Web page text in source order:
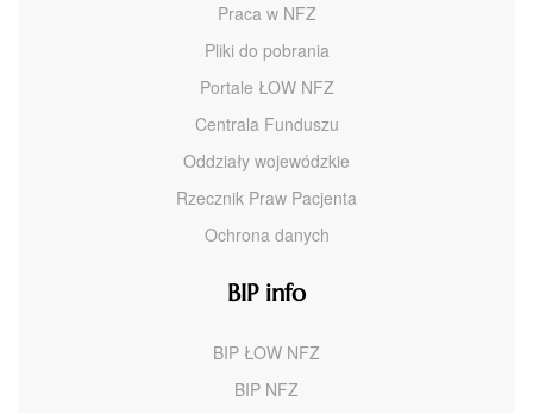
Praca w NFZ
Pliki do pobrania
Portale ŁOW NFZ
Centrala Funduszu
Oddziały wojewódzkie
Rzecznik Praw Pacjenta
Ochrona danych
BIP info
BIP ŁOW NFZ
BIP NFZ